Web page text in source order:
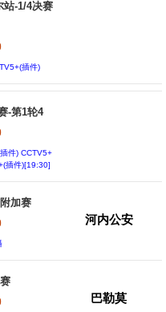
站-1/4决赛
插件)
-第1轮4
件) CCTV5+
插件)[19:30]
加赛
河内公安
巴勒莫